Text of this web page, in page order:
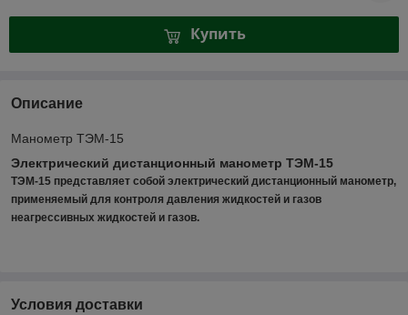
Купить
Описание
Манометр ТЭМ-15
Электрический дистанционный манометр ТЭМ-15
ТЭМ-15 представляет собой электрический дистанционный манометр,
применяемый для контроля давления жидкостей и газов
неагрессивных жидкостей и газов.
Условия доставки